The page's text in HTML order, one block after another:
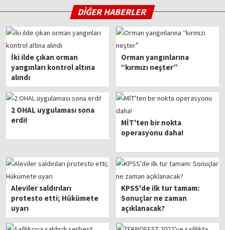
DİĞER HABERLER
İki ilde çıkan orman
yangınları kontrol altına
alındı
Orman yangınlarına
“kırmızı neşter”
2 OHAL uygulaması sona
erdi!
MİT'ten bir nokta
operasyonu daha!
Aleviler saldırıları
protesto etti; Hükümete
uyarı
KPSS'de ilk tur tamam:
Sonuçlar ne zaman
açıklanacak?